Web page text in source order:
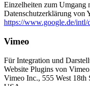
Einzelheiten zum Umgang
Datenschutzerklärung von
https://www.google.de/intl/
Vimeo
Für Integration und
Website Plugins von
Vimeo Inc., 555 West 18th